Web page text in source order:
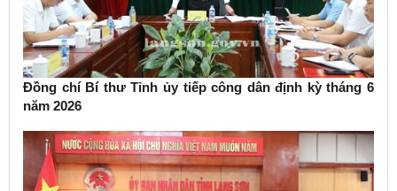
Đồng chí Bí thư Tỉnh ủy tiếp công dân định kỳ tháng 6
năm 2026